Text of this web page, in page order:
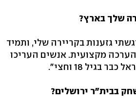
שלך בארץ?
גזענות בקריירה שלי, ותמיד
מקצועית. אנשים העריכו
בגיל 18 וחצי".
בבית"ר ירושלים?